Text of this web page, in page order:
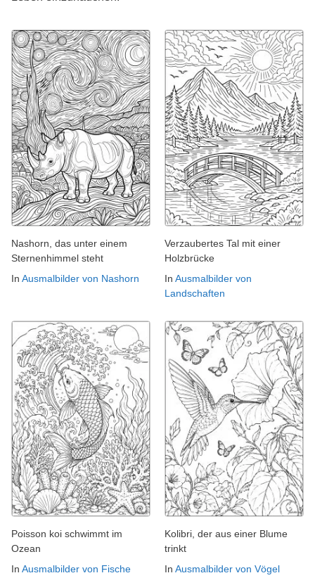
Nashorn, das unter einem
Sternenhimmel steht
In Ausmalbilder von Nashorn
Verzaubertes Tal mit einer
Holzbrücke
In Ausmalbilder von
Landschaften
Poisson koi schwimmt im
Ozean
In Ausmalbilder von Fische
Kolibri, der aus einer Blume
trinkt
In Ausmalbilder von Vögel